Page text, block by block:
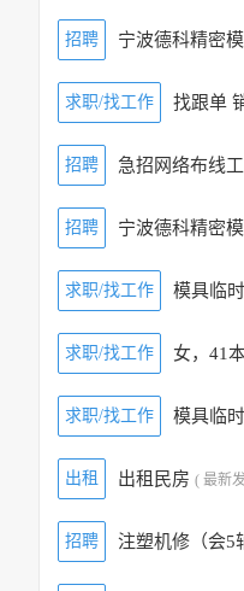
招聘 宁波德科精密
求职/找工作 找跟单
招聘 急招网络布线工
招聘 宁波德科精密
求职/找工作 模具临
求职/找工作 女，41
求职/找工作 模具临
出租 出租民房 ( 最新
招聘 注塑机修（会5